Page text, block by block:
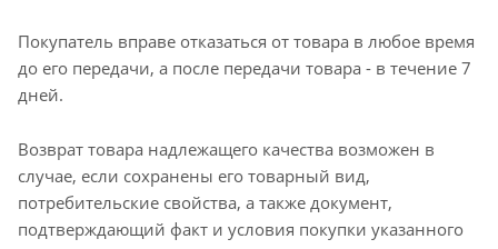
Покупатель вправе отказаться от товара в любое время
до его передачи, а после передачи товара - в течение 7
дней.
Возврат товара надлежащего качества возможен в
случае, если сохранены его товарный вид,
потребительские свойства, а также документ,
подтверждающий факт и условия покупки указанного